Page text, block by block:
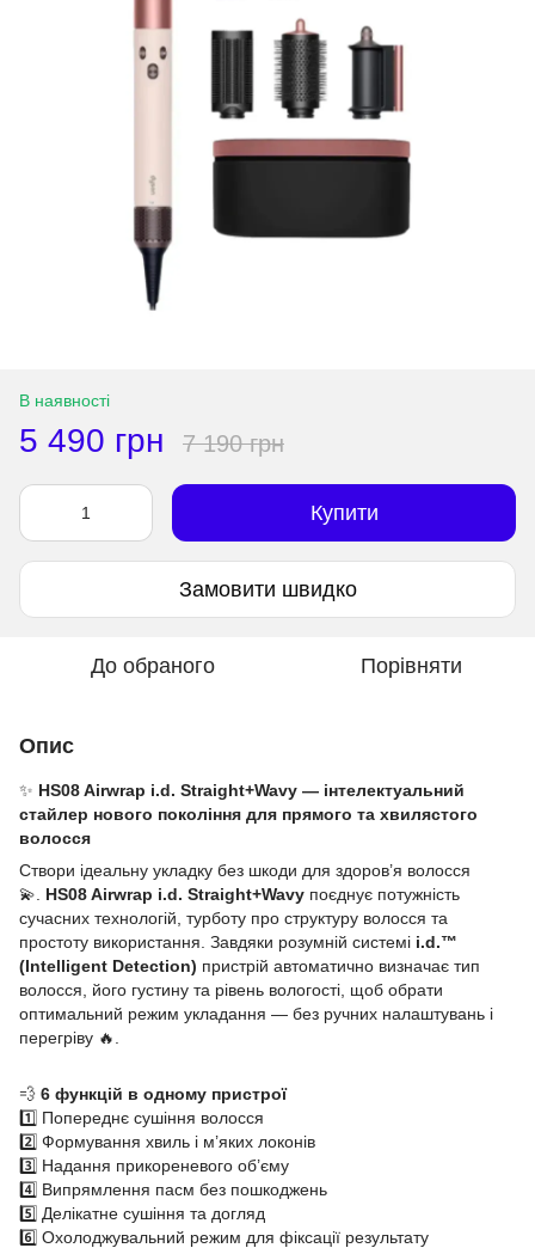
В наявності
5 490 грн 7 190 грн
Купити
Замовити швидко
До обраного Порівняти
Опис
✨ HS08 Airwrap i.d. Straight+Wavy — інтелектуальний
стайлер нового покоління для прямого та хвилястого
волосся
Створи ідеальну укладку без шкоди для здоров’я волосся
💫. HS08 Airwrap i.d. Straight+Wavy поєднує потужність
сучасних технологій, турботу про структуру волосся та
простоту використання. Завдяки розумній системі i.d.™
(Intelligent Detection) пристрій автоматично визначає тип
волосся, його густину та рівень вологості, щоб обрати
оптимальний режим укладання — без ручних налаштувань і
перегріву 🔥.
💨 6 функцій в одному пристрої
1️⃣ Попереднє сушіння волосся
2️⃣ Формування хвиль і м’яких локонів
3️⃣ Надання прикореневого об’єму
4️⃣ Випрямлення пасм без пошкоджень
5️⃣ Делікатне сушіння та догляд
6️⃣ Охолоджувальний режим для фіксації результату